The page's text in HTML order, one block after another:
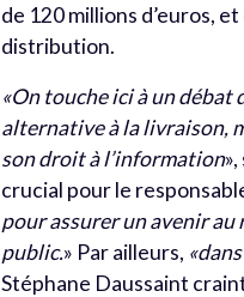
de 120 millions d’euros,
distribution.
«On touche ici à un débat
alternative à la livraison,
son droit à l’information
crucial pour le
pour assurer un avenir
public.» Par ailleurs,
Stéphane Daussaint